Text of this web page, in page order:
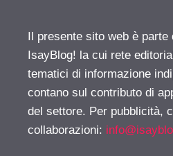
Il presente sito web è parte
IsayBlog! la cui rete
tematici di informazione
contano sul contributo di
del settore. Per pubblicità,
collaborazioni: